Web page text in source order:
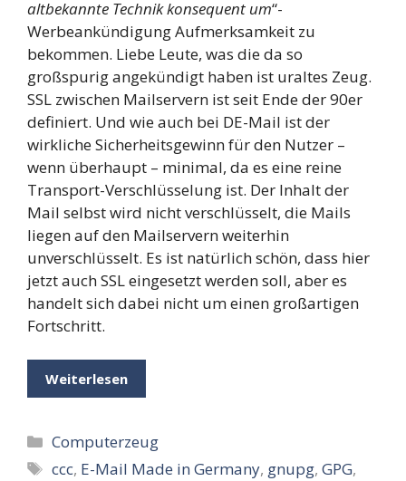
altbekannte Technik konsequent um“-
Werbeankündigung Aufmerksamkeit zu
bekommen. Liebe Leute, was die da so
großspurig angekündigt haben ist uraltes Zeug.
SSL zwischen Mailservern ist seit Ende der 90er
definiert. Und wie auch bei DE-Mail ist der
wirkliche Sicherheitsgewinn für den Nutzer –
wenn überhaupt – minimal, da es eine reine
Transport-Verschlüsselung ist. Der Inhalt der
Mail selbst wird nicht verschlüsselt, die Mails
liegen auf den Mailservern weiterhin
unverschlüsselt. Es ist natürlich schön, dass hier
jetzt auch SSL eingesetzt werden soll, aber es
handelt sich dabei nicht um einen großartigen
Fortschritt.
Weiterlesen
Kategorien
Computerzeug
Schlagwörter
ccc, E-Mail Made in Germany, gnupg,GPG,